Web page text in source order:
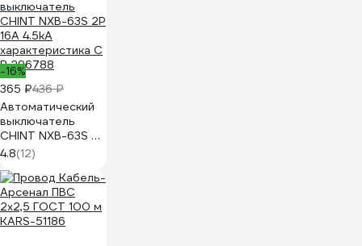
-16%
365 ₽436 ₽
Автоматический
выключатель
CHINT NXB-63S 2P
16А 4.5kA
характеристика C
R 296788
4.8(12)